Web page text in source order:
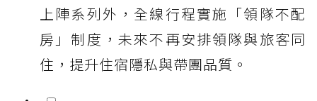
上陣系列外，全線行程實施「領隊不配
房」制度，未來不再安排領隊與旅客同
住，提升住宿隱私與帶團品質。